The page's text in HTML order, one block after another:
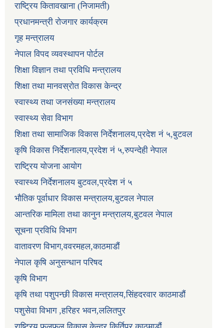
राष्ट्रिय कितावखाना (निजामती)
प्रधानमन्त्री रोजगार कार्यक्रम
गृह मन्त्रालय
नेपाल विपद व्यवस्थापन पोर्टल
शिक्षा विज्ञान तथा प्रविधि मन्त्रालय
शिक्षा तथा मानवस्रोत विकास केन्द्र
स्वास्थ्य तथा जनसंख्या मन्त्रालय
स्वास्थ्य सेवा विभाग
शिक्षा तथा सामाजिक विकास निर्देशनालय,प्रदेश नं ५,बुटवल
कृषि विकास निर्देशनालय,प्रदेश नं ५,रुपन्देही नेपाल
राष्ट्रिय योजना आयोग
स्वास्थ्य निर्देशनालय बुटवल,प्रदेश नं ५
भौतिक पूर्वाधार विकास मन्त्रालय,बुटवल नेपाल
आन्तरिक मामिला तथा कानुन मन्त्रालय,बुटवल नेपाल
सूचना प्रविधि विभाग
वातावरण विभाग,ववरमहल,काठमाडौं
नेपाल कृषि अनुसन्धान परिषद
कृषि विभाग
कृषि तथा पशुपन्छी विकास मन्त्रालय,सिंहदरवार काठमाडौं
पशुसेवा विभाग ,हरिहर भवन,ललितपुर